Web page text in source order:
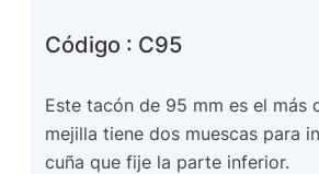
Código : C95
Este tacón de 95 mm es el más
mejilla tiene dos muescas para
cuña que fije la parte inferior.